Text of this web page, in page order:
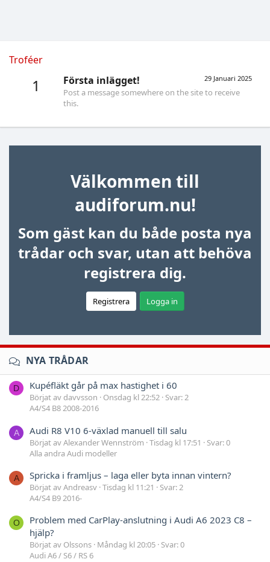
Troféer
1 29 Januari 2025
Första inlägget!
Post a message somewhere on the site to receive
this.
Välkommen till
audiforum.nu!
Som gäst kan du både posta nya
trådar och svar, utan att behöva
registrera dig.
Registrera Logga in
NYA TRÅDAR
D Kupéfläkt går på max hastighet i 60
Börjat av davvsson Onsdag kl 22:52 Svar: 2
A4/S4 B8 2008-2016
A Audi R8 V10 6-växlad manuell till salu
Börjat av Alexander Wennström Tisdag kl 17:51
Svar: 0
Alla andra Audi modeller
A Spricka i framljus – laga eller byta innan vintern?
Börjat av Andreasv Tisdag kl 11:21
Svar: 2
A4/S4 B9 2016-
O
Problem med CarPlay-anslutning i Audi A6 2023 C8 –
hjälp?
Börjat av Olssons Måndag kl 20:05 Svar: 0
Audi A6 / S6 / RS 6